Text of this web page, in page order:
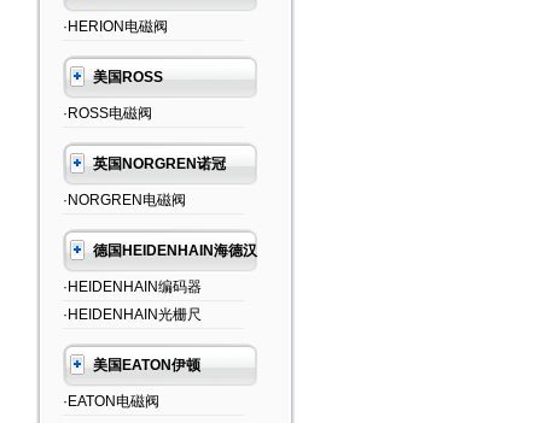
·HERION电磁阀
美国ROSS
·ROSS电磁阀
英国NORGREN诺冠
·NORGREN电磁阀
德国HEIDENHAIN海德汉
·HEIDENHAIN编码器
·HEIDENHAIN光栅尺
美国EATON伊顿
·EATON电磁阀